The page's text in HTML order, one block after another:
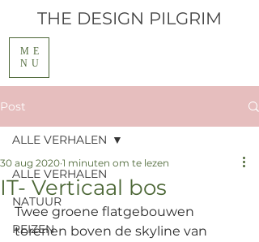
ME
NU
THE DESIGN PILGRIM
Post
ALLE VERHALEN
NATUUR
REIZEN
ALLE VERHALEN
IT- Verticaal bos
30 aug 2020 1 minuten om te lezen
Twee groene flatgebouwen
torenen boven de skyline van